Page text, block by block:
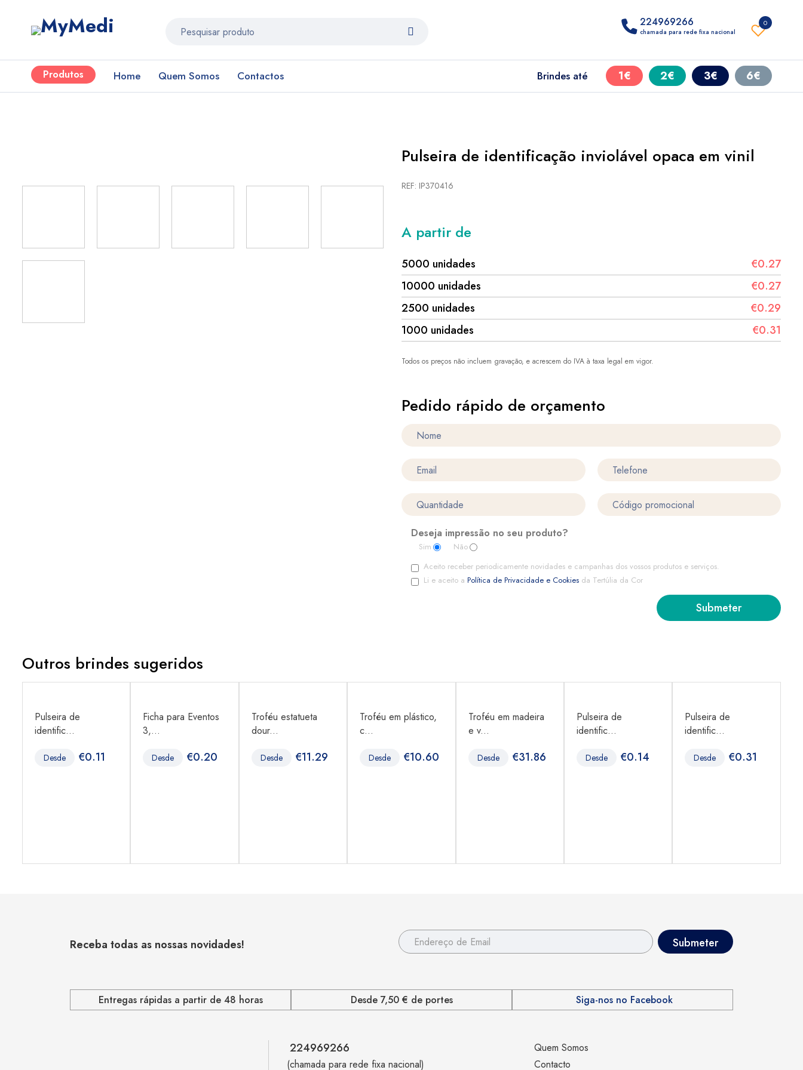
0
224969266
chamada para rede fixa nacional
Produtos Home Quem Somos Contactos Brindes até 1€ 2€ 3€ 6€
Pulseira de identificação inviolável opaca em vinil
REF: IP370416
A partir de
5000 unidades
€0.27
10000 unidades
€0.27
2500 unidades
€0.29
1000 unidades
€0.31
Todos os preços não incluem gravação, e acrescem do IVA à taxa legal em vigor.
Pedido rápido de orçamento
Deseja impressão no seu produto?
Sim
Não
Aceito receber periodicamente novidades e campanhas dos vossos produtos e serviços.
Li e aceito a Política de Privacidade e Cookies da Tertúlia da Cor
Outros brindes sugeridos
Pulseira de
identific...
Desde €0.11
Ficha para Eventos
3,...
Desde €0.20
Troféu estatueta
dour...
Desde €11.29
Troféu em plástico,
c...
Desde €10.60
Troféu em madeira
e v...
Desde €31.86
Pulseira de
identific...
Desde €0.14
Pulseira de
identific...
Desde €0.31
Receba todas as nossas novidades!
Entregas rápidas a partir de 48 horas Desde 7,50 € de portes Siga-nos no Facebook
224969266
(chamada para rede fixa nacional)
Quem Somos
Contacto